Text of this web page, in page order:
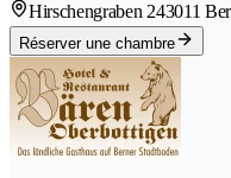
Hirschengraben 243011
Réserver une chambre